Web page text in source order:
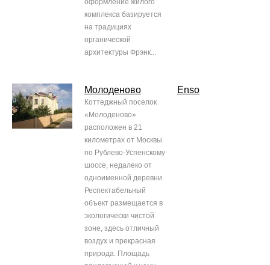
оформление жилого
комплекса базируется
на традициях
органической
архитектуры Фрэнк...
Молоденово
Коттеджный поселок
«Молоденово»
расположен в 21
километрах от Москвы
по Рублево-Успенскому
шоссе, недалеко от
одноименной деревни.
Респектабельный
объект размещается в
экологически чистой
зоне, здесь отличный
воздух и прекрасная
природа. Площадь
Enso